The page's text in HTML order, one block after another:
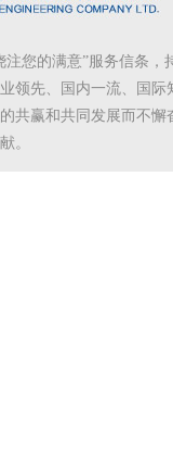
注您的满意”服务信条，
领先、国内一流、国际
共赢和共同发展而不懈
。